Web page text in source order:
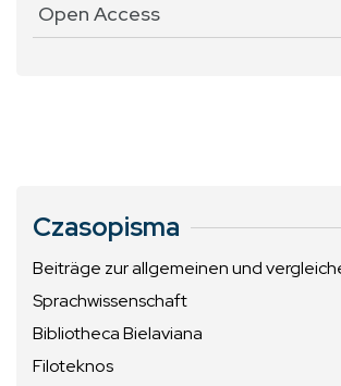
Open Access
Czasopisma
Beiträge zur allgemeinen und
Sprachwissenschaft
Bibliotheca Bielaviana
Filoteknos